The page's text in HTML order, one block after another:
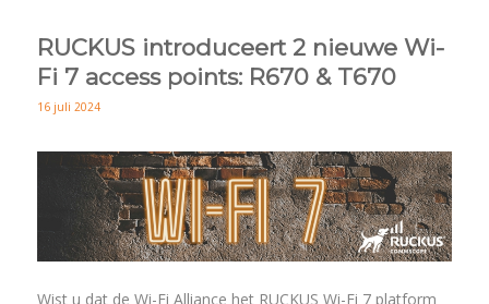
RUCKUS introduceert 2 nieuwe Wi-
Fi 7 access points: R670 & T670
16 juli 2024
Wist u dat de Wi-Fi Alliance het RUCKUS Wi-Fi 7 platform